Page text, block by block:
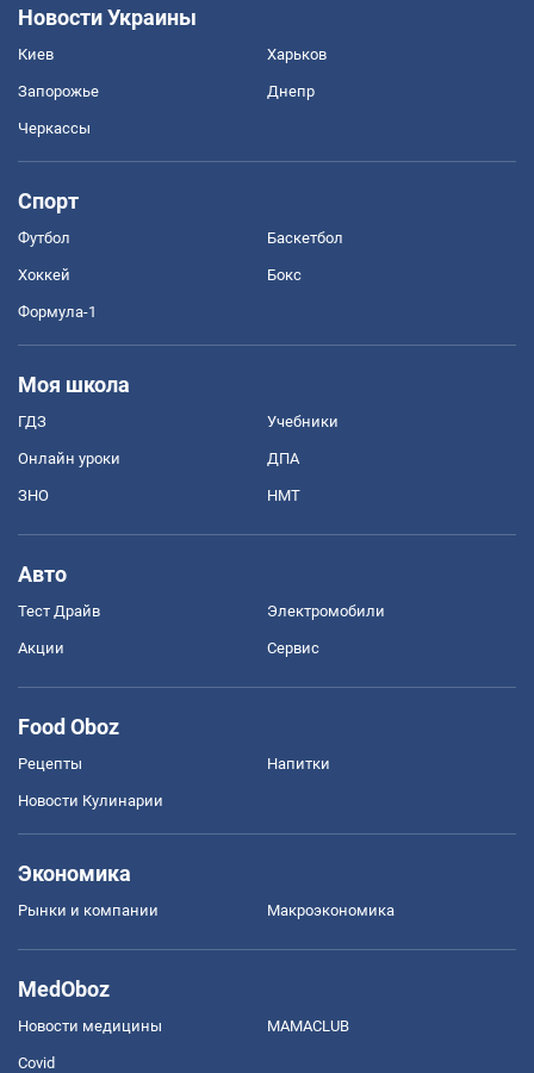
Новости Украины
Киев Харьков
Запорожье Днепр
Черкассы
Спорт
Футбол Баскетбол
Хоккей Бокс
Формула-1
Моя школа
ГДЗ Учебники
Онлайн уроки ДПА
ЗНО НМТ
Авто
Тест Драйв Электромобили
Акции Сервис
Food Oboz
Рецепты Напитки
Новости Кулинарии
Экономика
Рынки и компании Mакроэкономика
MedOboz
Новости медицины MAMACLUB
Covid